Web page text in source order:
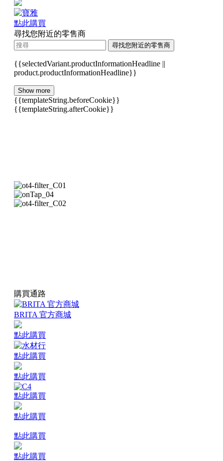
點此購買
尋找您附近的零售商
尋找您附近的零售商
{{selectedVariant.productInformationHeadline ||
product.productInformationHeadline}}
Show more
{{templateString.beforeCookie}}
{{templateString.afterCookie}}
購買通路
BRITA 官方商城
點此購買
點此購買
點此購買
點此購買
點此購買
點此購買
點此購買